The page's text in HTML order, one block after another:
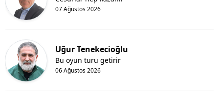
07 Ağustos 2026
Uğur Tenekecioğlu
06 Ağustos 2026
Bu oyun turu getirir